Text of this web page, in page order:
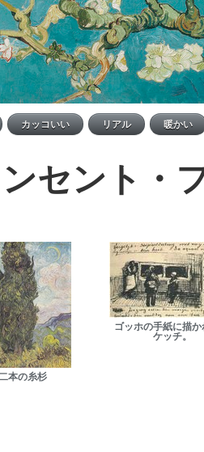
セント・
本の糸杉
ゴッホの手紙に描か
ケッチ。